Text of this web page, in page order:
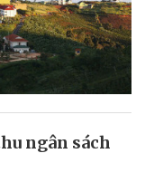
ngân sách